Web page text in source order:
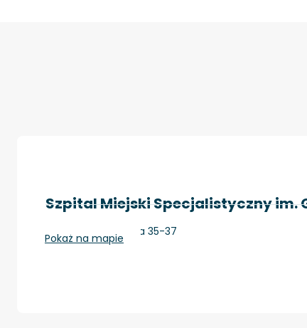
Szpital Miejski Specjalistyczny im.
Kraków, Prądnicka 35-37
Pokaż na mapie